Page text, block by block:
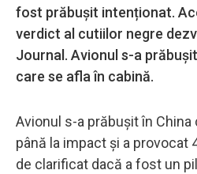
fost prăbușit intenționat.
verdict al cutiilor negre
Journal. Avionul s-a
care se afla în cabină.
Avionul s-a prăbușit în
până la impact și a provocat
de clarificat dacă a fost un